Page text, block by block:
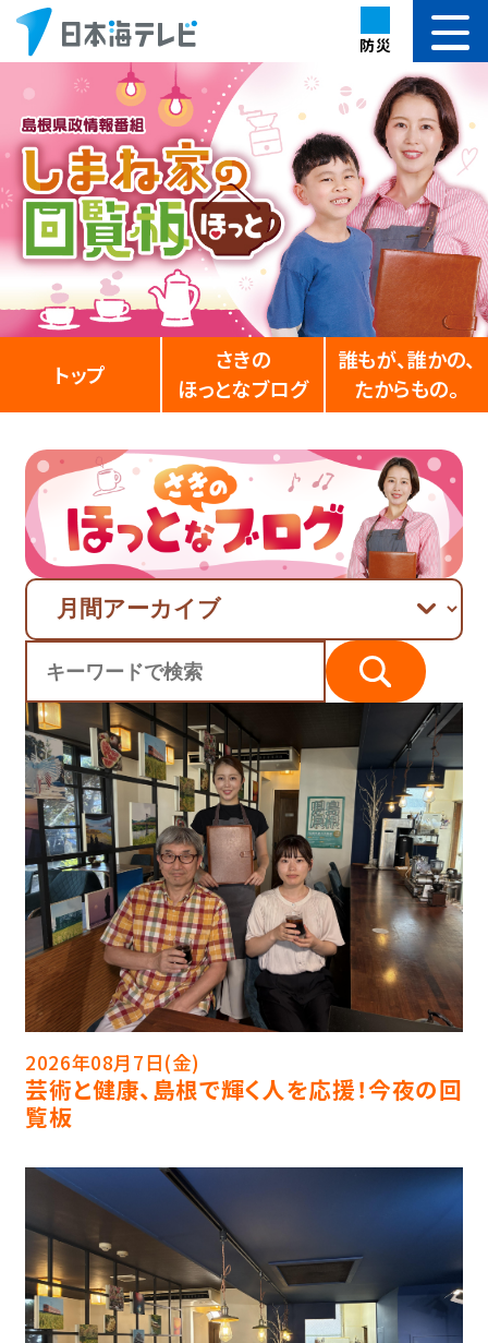
防災
トップ
さきの
ほっとなブログ
誰もが、誰かの、
たからもの。
2026年08月7日(金)
芸術と健康、島根で輝く人を応援！今夜の回
覧板